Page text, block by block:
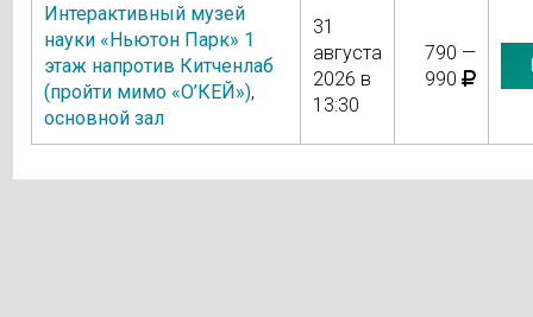
Интерактивный музей
науки «Ньютон Парк» 1
этаж напротив Китченлаб
(пройти мимо «О’КЕЙ»),
основной зал
31
августа
2026 в
13:30
790 —
990